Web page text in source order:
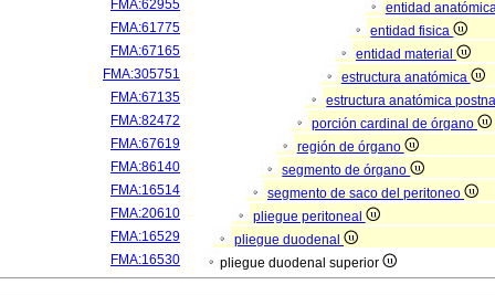
FMA:62955
entidad
FMA:61775
entidad fisica
FMA:67165
entidad material
FMA:305751
estructura anatómica
FMA:67135
estructura anatómica
FMA:82472
porción cardinal de órgano
FMA:67619
región de órgano
FMA:86140
segmento de órgano
FMA:16514
segmento de saco del peritoneo
FMA:20610
pliegue peritoneal
FMA:16529
pliegue duodenal
FMA:16530
pliegue duodenal superior